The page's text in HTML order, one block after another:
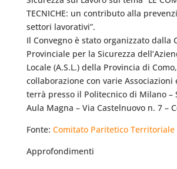
TECNICHE: un contributo alla
settori lavorativi”.
Il Convegno è stato organizzato dalla
Provinciale per la Sicurezza
Locale (A.S.L.) della Provincia di
collaborazione con varie Associazioni
terrà presso il Politecnico di Milano –
Aula Magna – Via Castelnuovo n. 7 –
Fonte: Comitato Paritetico Territoriale
Approfondimenti